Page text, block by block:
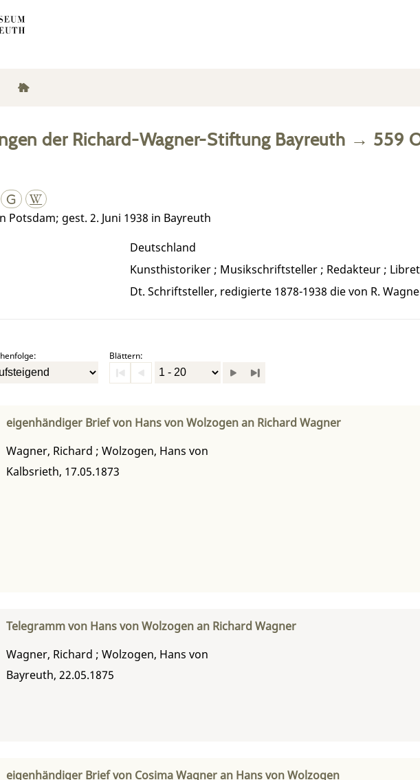
der Richard-Wagner-Stiftung Bayreuth → 559
Potsdam; gest. 2. Juni 1938 in Bayreuth
Deutschland
Kunsthistoriker ; Musikschriftsteller ; Redakteur ;
Dt. Schriftsteller, redigierte 1878-1938 die von R.
Blättern:
eigenhändiger Brief von Hans von Wolzogen an Richard Wagner
Wagner, Richard ; Wolzogen, Hans von
Kalbsrieth, 17.05.1873
Telegramm von Hans von Wolzogen an Richard Wagner
Wagner, Richard ; Wolzogen, Hans von
Bayreuth, 22.05.1875
eigenhändiger Brief von Cosima Wagner an Hans von Wolzogen